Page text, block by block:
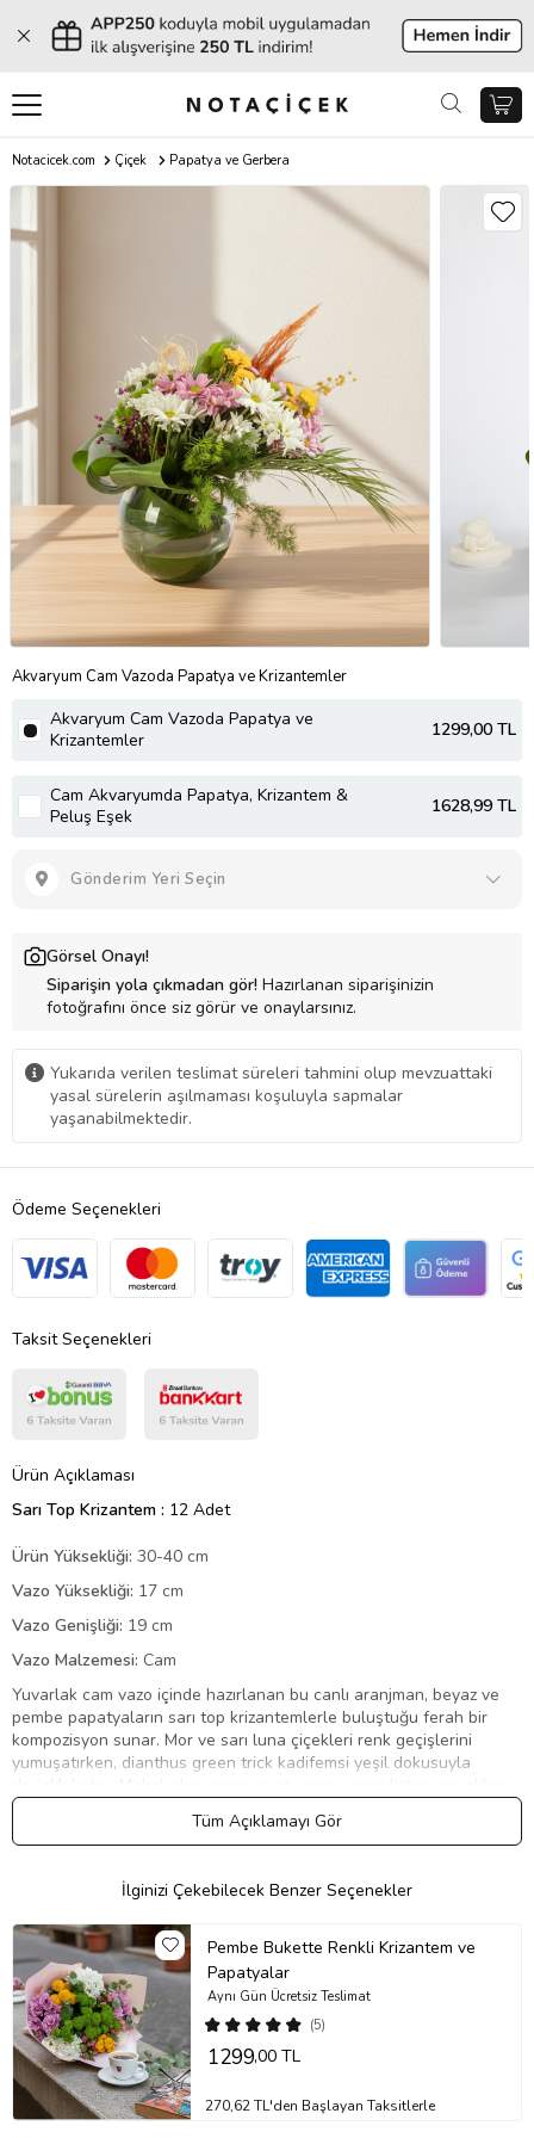
Notacicek.com Çiçek Papatya ve Gerbera
Akvaryum Cam Vazoda Papatya ve Krizantemler
Akvaryum Cam Vazoda Papatya ve
Krizantemler
1299,00 TL
Cam Akvaryumda Papatya, Krizantem &
Peluş Eşek
1628,99 TL
Gönderim Yeri Seçin
Görsel Onayı!
Siparişin yola çıkmadan gör! Hazırlanan siparişinizin
fotoğrafını önce siz görür ve onaylarsınız.
Yukarıda verilen teslimat süreleri tahmini olup mevzuattaki
yasal sürelerin aşılmaması koşuluyla sapmalar
yaşanabilmektedir.
Ödeme Seçenekleri
Taksit Seçenekleri
Ürün Açıklaması
Sarı Top Krizantem : 12 Adet
Ürün Yüksekliği: 30-40 cm
Vazo Yüksekliği: 17 cm
Vazo Genişliği: 19 cm
Vazo Malzemesi: Cam
Yuvarlak cam vazo içinde hazırlanan bu canlı aranjman, beyaz ve
pembe papatyaların sarı top krizantemlerle buluştuğu ferah bir
kompozisyon sunar. Mor ve sarı luna çiçekleri renk geçişlerini
yumuşatırken, dianthus green trick kadifemsi yeşil dokusuyla
ve ince ruskos yeşillikleri tasarımı doğal hatlarla çerçeveler. Şeffaf
cam vazonun içine yerleştirilen yaprak detayı, aranjmana modern
ve şık bir görünüm kazandırır. Bahar esintisini her ortama taşıyan
bu tasarım, hem ev hem ofis dekorasyonunda sıcak ve sade bir
dokunuş arayanlar için ideal bir tercihtir.
Neden Tercih Etmelisiniz?
Bu aranjman, dengeli renk uyumu ve doğal dokularıyla göz alıcı bir
bütünlük sunar. Cam vazosu sayesinde herhangi bir ek düzenleme
gerektirmeden masaya, sehpaya ya da çalışma alanına kolayca
yerleştirilebilir. Papatya ve krizantemlerin uzun ömürlü yapısı,
tazeliğin günlerce sürmesini sağlar. Hem kendiniz için hem de
sevdiklerinize hediye olarak çok yönlü bir seçim sunar; sade
zarafetiyle her ortama uyum sağlayarak kalıcı bir izlenim bırakır.
Tüm Açıklamayı Gör
İlginizi Çekebilecek Benzer Seçenekler
Pembe Bukette Renkli Krizantem ve
Papatyalar
(5)
Aynı Gün Ücretsiz Teslimat
1299,00 TL
270,62 TL'den Başlayan Taksitlerle